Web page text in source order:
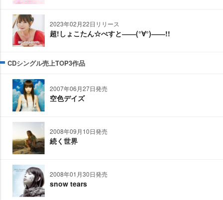
2023年02月22日リリース
超!しょこたん☆べすと――(°∀°)――!!
CDシングル売上TOP3作品
2007年06月27日発売
空色デイズ
2008年09月10日発売
続く世界
2008年01月30日発売
snow tears